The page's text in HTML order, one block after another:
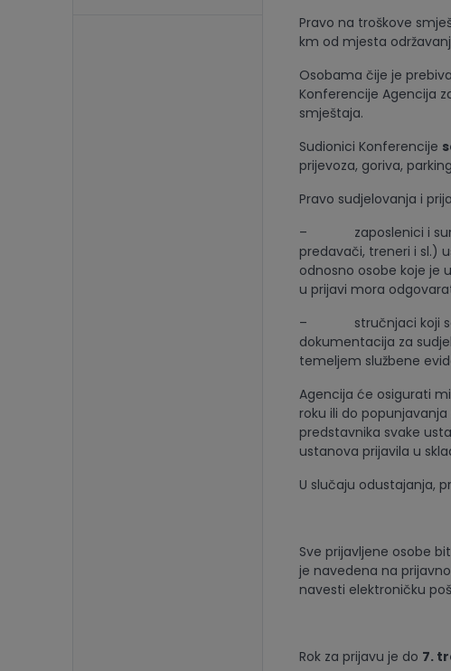
Pravo na troškove
km od mjesta
Osobama čije je
Konferencije Agencija
smještaja.
Sudionici Konferencije
prijevoza, goriva,
Pravo sudjelovanja i
– zaposlenici i
predavači, treneri i sl.)
odnosno osobe koje je
u prijavi mora
– stručnjaci koji se
dokumentacija za
temeljem službene
Agencija će osigurati
roku ili do
predstavnika svake
ustanova prijavila u
U slučaju odustajanja,
Sve prijavljene osobe
je navedena na
navesti elektroničku
Rok za prijavu je do 7.